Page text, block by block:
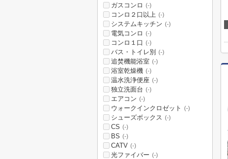
ガスコンロ (-)
コンロ２口以上 (-)
システムキッチン (-)
電気コンロ (-)
コンロ１口 (-)
バス・トイレ別 (-)
追焚機能浴室 (-)
浴室乾燥機 (-)
温水洗浄便座 (-)
独立洗面台 (-)
エアコン (-)
ウォークインクロゼット (-)
シューズボックス (-)
CS (-)
BS (-)
CATV (-)
光ファイバー (-)